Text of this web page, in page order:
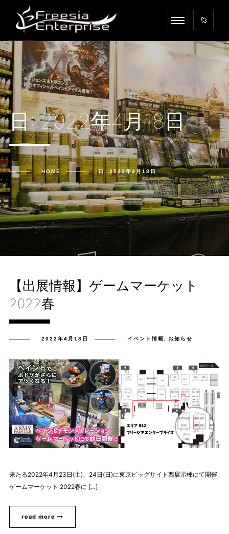
日: 2022年4月18日
HOME 日: 2022年4月18日
【出展情報】ゲームマーケット
2022春
2022年4月18日 イベント情報 お知らせ
来たる2022年4月23日(土)、24日(日)に東京ビッグサイト西展示棟にて開催
ゲームマーケット 2022春に […]
read more